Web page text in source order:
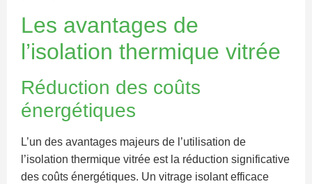
Les avantages de
l’isolation thermique vitrée
Réduction des coûts
énergétiques
L’un des avantages majeurs de l’utilisation de
l’isolation thermique vitrée est la réduction significative
des coûts énergétiques. Un vitrage isolant efficace